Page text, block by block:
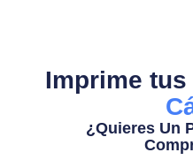
Imprime
¿Quieres Un